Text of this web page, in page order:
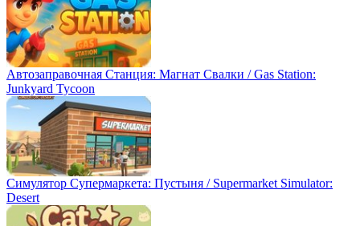
Автозаправочная Станция: Магнат Свалки / Gas Station:
Junkyard Tycoon
Симулятор Супермаркета: Пустыня / Supermarket Simulator:
Desert